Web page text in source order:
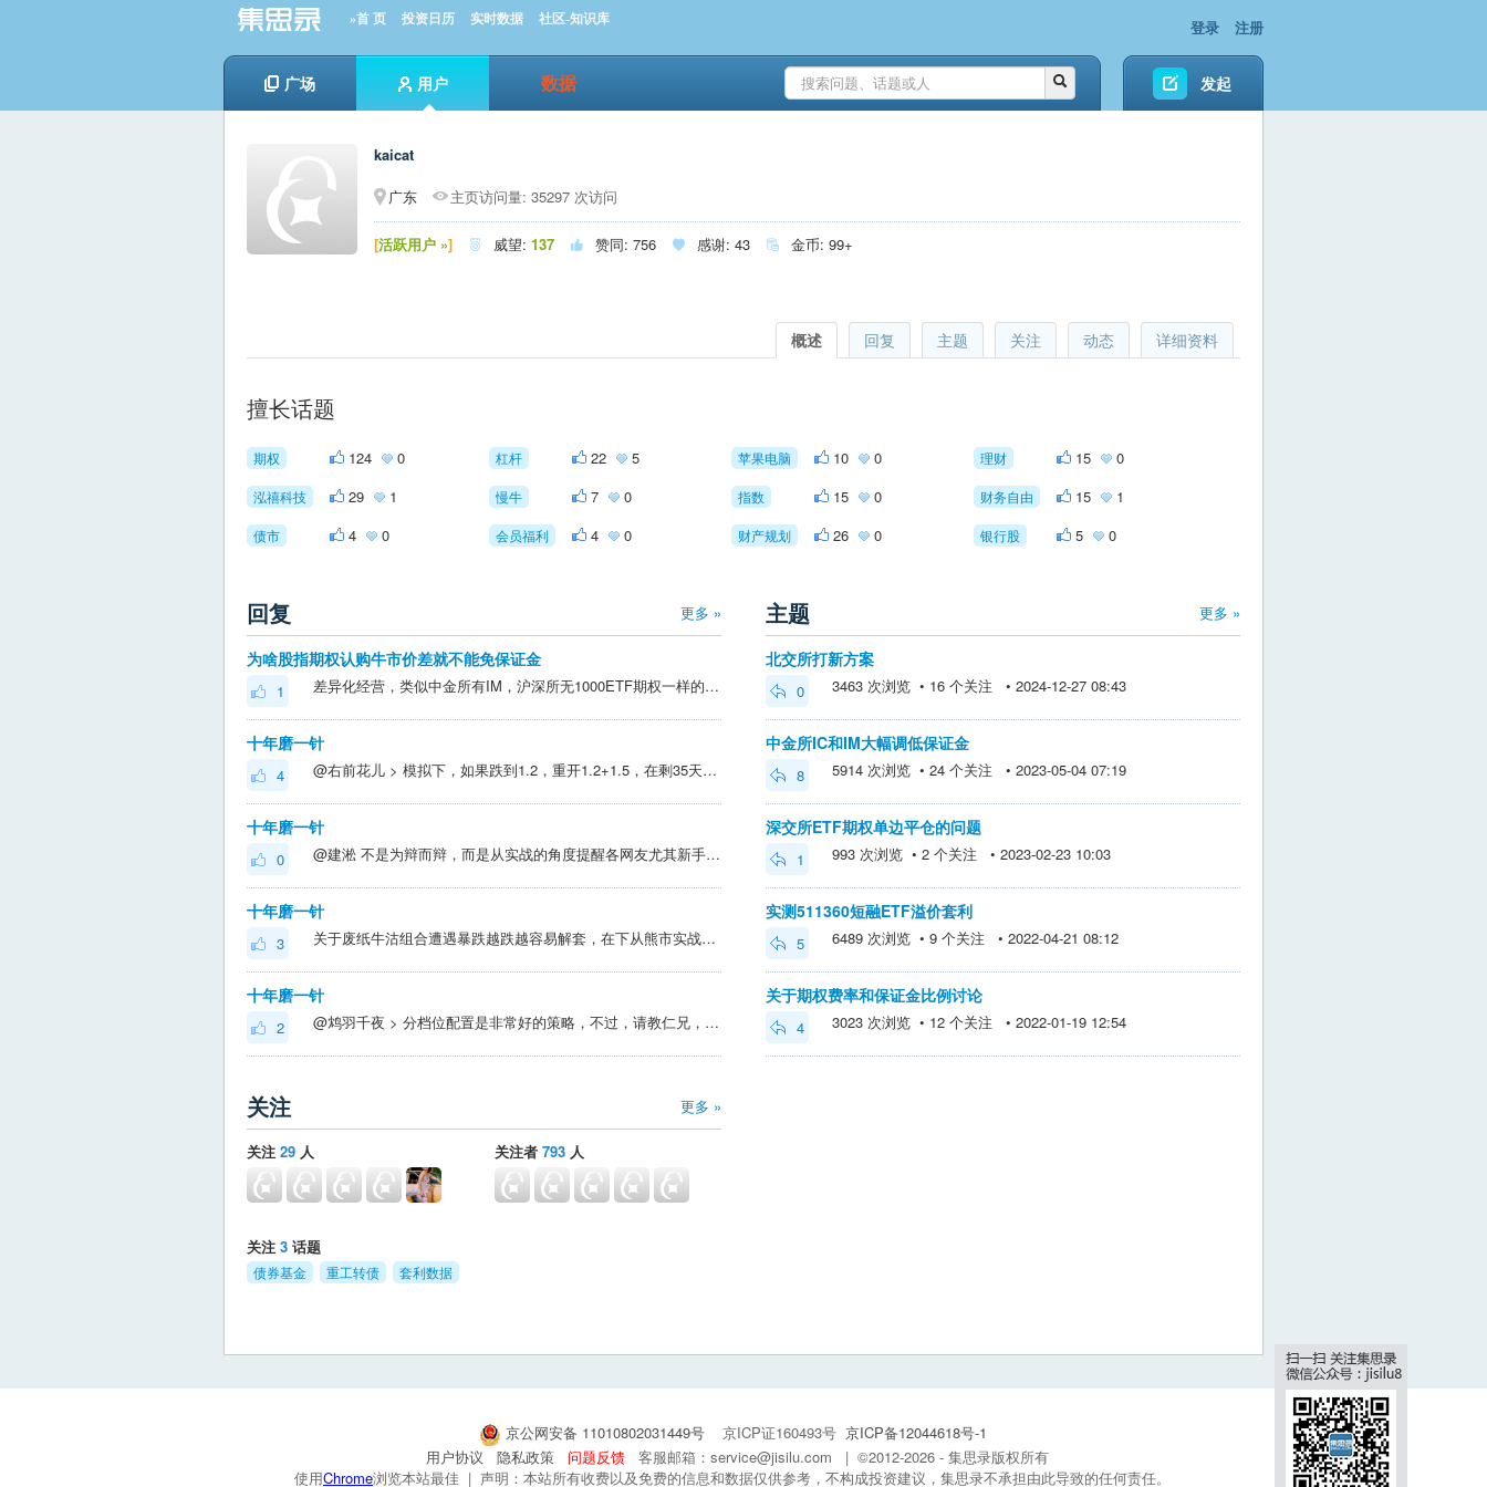
»首 页 投资日历 实时数据 社区-知识库 登录 注册
广场 用户 数据 发起
kaicat
广东
主页访问量: 35297 次访问
[活跃用户 »]  威望: 137  赞同: 756  感谢: 43  金币: 99+
详细资料
动态
关注
主题
回复
概述
擅长话题
期权 124 0 杠杆 22 5 苹果电脑 10 0 理财 15 0
泓禧科技 29 1 慢牛 7 0 指数 15 0 财务自由 15 1
债市 4 0 会员福利 4 0 财产规划 26 0 银行股 5 0
更多 »
回复
为啥股指期权认购牛市价差就不能免保证金
1 差异化经营，类似中金所有IM，沪深所无1000ETF期权一样的道理。还有ETF期权卖出免费，中金所一样要收15元手续费。 一句话总结：所有好处你中金所都占了，沪深所还怎么做生意？
十年磨一针
4 @右前花儿 > 模拟下，如果跌到1.2，重开1.2+1.5，在剩35天并假设30的波动率情况下，估算1.2要430块，1.5才3080，实收越2650而已，真收不了3000。跌到废纸价时，平仓支付3000，重开收2650。意味要支出350左右才能还度过一...
十年磨一针
0 @建淞 不是为辩而辩，而是从实战的角度提醒各网友尤其新手废纸牛沽并非万能也有缺陷，切勿以为万无一失盲目上高杠杆，低杠杆才能从容应对。例如暴跌的时候如果你低杠杆完全可以高价退掉7500P的保险再反弹的时候低价买入下月保险完成重构。
十年磨一针
3 关于废纸牛沽组合遭遇暴跌越跌越容易解套，在下从熊市实战的角度提出一些不同意见: 众所周知熊市的下跌暴跌也不是一蹴而就的，更多的是螺旋式下跌。我们还是以7500P+8000P为例子，假设你按上述牛沽买好保险以为万事无忧可顺利穿越牛熊，此时500迅速从8000暴...
十年磨一针
2 @鸩羽千夜 > 分档位配置是非常好的策略，不过，请教仁兄，这个策略熊购按档位灵活配置，意思是配 对应的虚值、平值购？ 按档位灵活配置最简单就是8000沽配8000购，7500沽配7500购如此类推，灵活的意思是如果你卖出10张8000沽本体，那么800...
更多 »
主题
北交所打新方案
0 3463 次浏览 • 16 个关注 • 2024-12-27 08:43
中金所IC和IM大幅调低保证金
8 5914 次浏览 • 24 个关注 • 2023-05-04 07:19
深交所ETF期权单边平仓的问题
1 993 次浏览 • 2 个关注 • 2023-02-23 10:03
实测511360短融ETF溢价套利
5 6489 次浏览 • 9 个关注 • 2022-04-21 08:12
关于期权费率和保证金比例讨论
4 3023 次浏览 • 12 个关注 • 2022-01-19 12:54
更多 »
关注
关注 29 人 关注者 793 人
关注 3 话题
债券基金 重工转债 套利数据
京公网安备 11010802031449号 京ICP证160493号 京ICP备12044618号-1
用户协议
隐私政策 问题反馈
客服邮箱：service@jisilu.com | ©2012-2026 - 集思录版权所有
使用Chrome浏览本站最佳 | 声明：本站所有收费以及免费的信息和数据仅供参考，不构成投资建议，集思录不承担由此导致的任何责任。